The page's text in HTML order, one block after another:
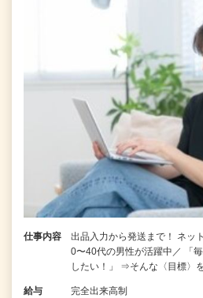
仕事内容
出品入力から発送まで！ ネッ
0〜40代の男性が活躍中／ 「
したい！」 ⇒そんな〈目標〉
給与 完全出来高制